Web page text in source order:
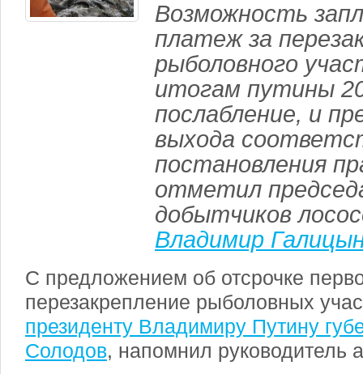
Возможность
платеж за
рыболовного
итогам путины
послабление, и
выхода
постановления
отметил
добытчиков
Владимир
С предложением об отсрочке
перезакрепление рыболовных
президенту Владимиру Путину
Солодов, напомнил руководитель